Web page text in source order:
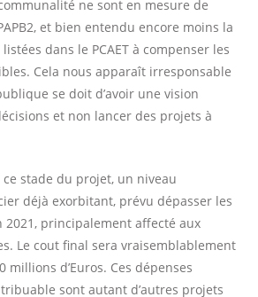
ne sont en mesure de
et bien entendu encore moins la
dans le PCAET à compenser les
Cela nous apparaît irresponsable
se doit d’avoir une vision
et non lancer des projets à
stade du projet, un niveau
déjà exorbitant, prévu dépasser les
2021, principalement affecté aux
Le cout final sera vraisemblablement
millions d’Euros. Ces dépenses
sont autant d’autres projets